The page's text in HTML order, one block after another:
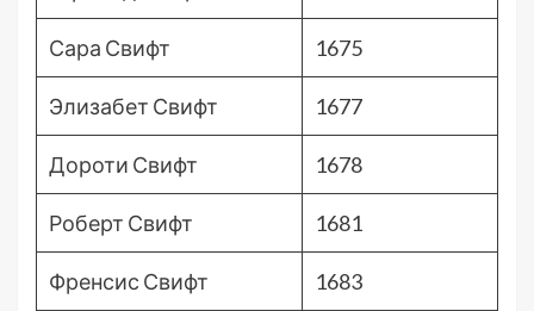
Сара Свифт 1675
Элизабет Свифт 1677
Дороти Свифт 1678
Роберт Свифт 1681
Френсис Свифт 1683